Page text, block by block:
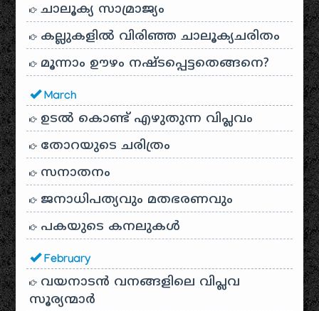
ചാലൂക്യ സാമ്രാജ്യം
കല്ലുകളിൽ വിരിഞ്ഞ ചാലൂക്യചരിതം
മൂന്നാം ഊഴം നഷ്ടപ്പെട്ടതെങ്ങനെ?
March
ഉടൽ കൊണ്ട് എഴുതുന്ന വിപ്ലവം
തോറയുടെ ചരിത്രം
സനാതനം
ജനാധിപത്യവും മതഭരണവും
പകയുടെ കനലുകൾ
February
വയനാടൻ വനങ്ങളിലെ വിപ്ലവ
സൂര്യന്മാർ